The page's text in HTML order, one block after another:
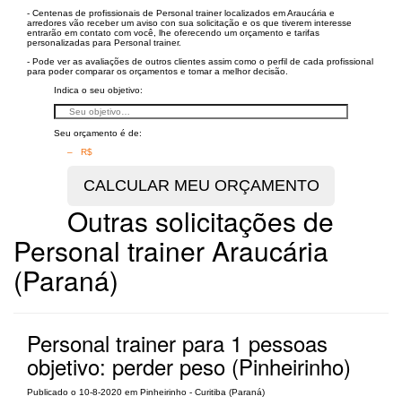
- Centenas de profissionais de Personal trainer localizados em Araucária e
arredores vão receber um aviso con sua solicitação e os que tiverem interesse
entrarão em contato com você, lhe oferecendo um orçamento e tarifas
personalizadas para Personal trainer.
- Pode ver as avaliações de outros clientes assim como o perfil de cada profissional
para poder comparar os orçamentos e tomar a melhor decisão.
Indica o seu objetivo:
Seu orçamento é de:
– R$
Outras solicitações de
Personal trainer Araucária
(Paraná)
Personal trainer para 1 pessoas
objetivo: perder peso (Pinheirinho)
Publicado o 10-8-2020 em Pinheirinho - Curitiba (Paraná)